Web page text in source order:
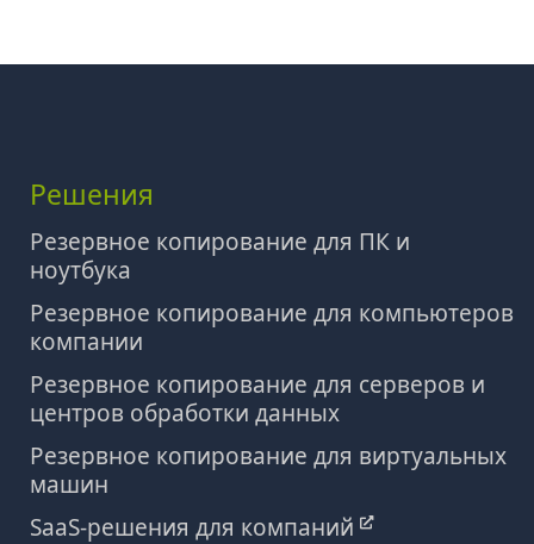
Решения
Резервное копирование для ПК и
ноутбука
Резервное копирование для компьютеров
компании
Резервное копирование для серверов и
центров обработки данных
Резервное копирование для виртуальных
машин
SaaS-решения для компаний